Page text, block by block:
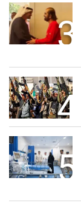
3
4
5